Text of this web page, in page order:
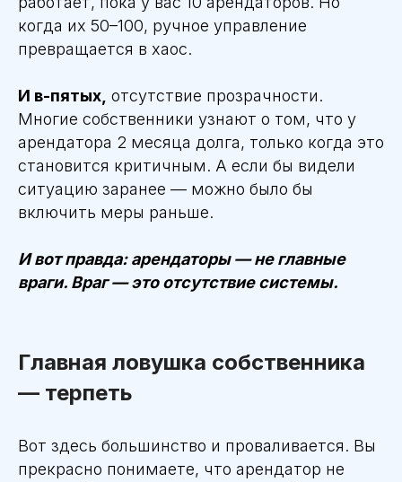
когда их 50–100, ручное управление
превращается в хаос.
И в-пятых, отсутствие прозрачности.
Многие собственники узнают о том, что у
арендатора 2 месяца долга, только когда это
становится критичным. А если бы видели
ситуацию заранее — можно было бы
включить меры раньше.
И вот правда: арендаторы — не главные
враги. Враг — это отсутствие системы.
Главная ловушка собственника
— терпеть
Вот здесь большинство и проваливается. Вы
прекрасно понимаете, что арендатор не